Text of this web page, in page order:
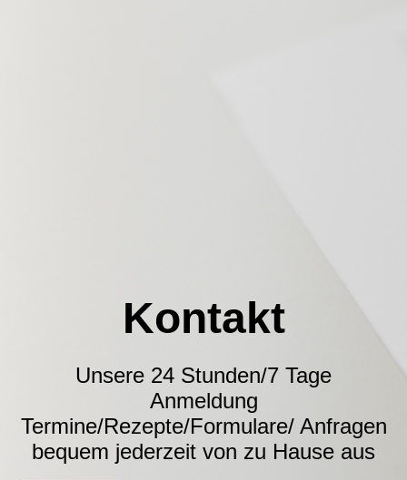
Kontakt
Unsere 24 Stunden/7 Tage
Anmeldung
Termine/Rezepte/Formulare/ Anfragen
bequem jederzeit von zu Hause aus